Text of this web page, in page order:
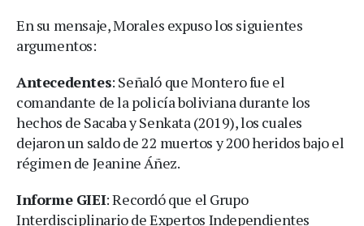
En su mensaje, Morales expuso los siguientes
argumentos:
Antecedentes: Señaló que Montero fue el
comandante de la policía boliviana durante los
hechos de Sacaba y Senkata (2019), los cuales
dejaron un saldo de 22 muertos y 200 heridos bajo el
régimen de Jeanine Áñez.
Informe GIEI: Recordó que el Grupo
Interdisciplinario de Expertos Independientes